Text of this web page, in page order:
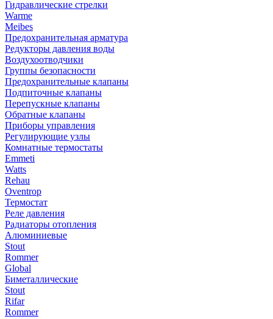
Гидравлические стрелки
Warme
Meibes
Предохранительная арматура
Редукторы давления воды
Воздухоотводчики
Группы безопасности
Предохранительные клапаны
Подпиточные клапаны
Перепускные клапаны
Обратные клапаны
Приборы управления
Регулирующие узлы
Комнатные термостаты
Emmeti
Watts
Rehau
Oventrop
Термостат
Реле давления
Радиаторы отопления
Алюминиевые
Stout
Rommer
Global
Биметаллические
Stout
Rifar
Rommer